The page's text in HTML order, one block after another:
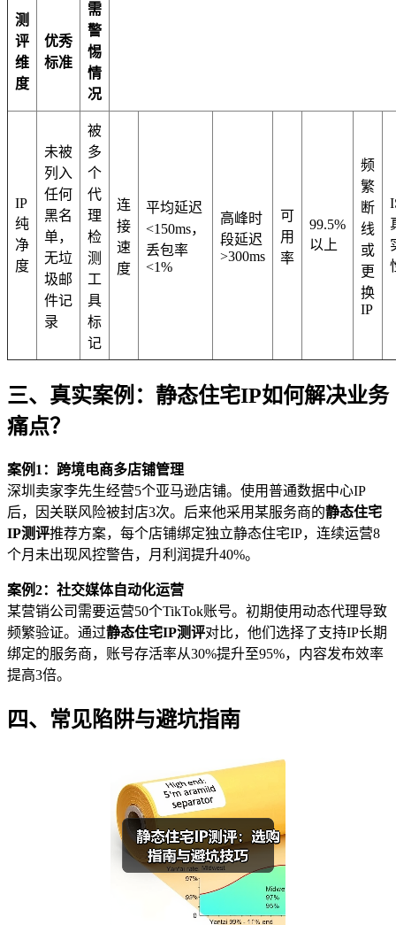
测
评
维
度
优秀
标准
需
警
惕
情
况
IP
纯
净
度
未被
列入
任何
黑名
单，
无垃
圾邮
件记
录
被
多
个
代
理
检
测
工
具
标
记
连
接
速
度
平均延迟
<150ms，
丢包率
<1%
高峰时
段延迟
>300ms
可
用
率
99.5%
以上
频
繁
断
线
或
更
换
IP
三、真实案例：静态住宅IP如何解决业务
痛点？
案例1：跨境电商多店铺管理
深圳卖家李先生经营5个亚马逊店铺。使用普通数据中心IP
后，因关联风险被封店3次。后来他采用某服务商的静态住宅
IP测评推荐方案，每个店铺绑定独立静态住宅IP，连续运营8
个月未出现风控警告，月利润提升40%。
案例2：社交媒体自动化运营
某营销公司需要运营50个TikTok账号。初期使用动态代理导致
频繁验证。通过静态住宅IP测评对比，他们选择了支持IP长期
绑定的服务商，账号存活率从30%提升至95%，内容发布效率
提高3倍。
四、常见陷阱与避坑指南